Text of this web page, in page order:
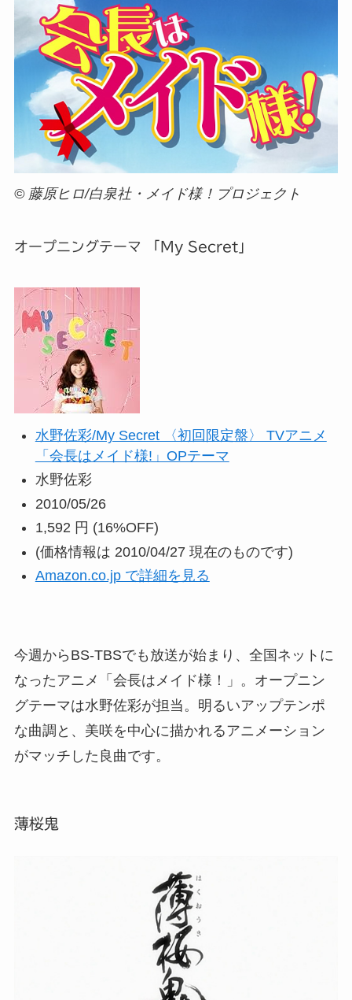
© 藤原ヒロ/白泉社・メイド様！プロジェクト
オープニングテーマ 「My Secret」
水野佐彩/My Secret 〈初回限定盤〉 TVアニメ
「会長はメイド様!」OPテーマ
水野佐彩
2010/05/26
1,592 円 (16%OFF)
(価格情報は 2010/04/27 現在のものです)
Amazon.co.jp で詳細を見る
今週からBS-TBSでも放送が始まり、全国ネットに
なったアニメ「会長はメイド様！」。オープニン
グテーマは水野佐彩が担当。明るいアップテンポ
な曲調と、美咲を中心に描かれるアニメーション
がマッチした良曲です。
薄桜鬼